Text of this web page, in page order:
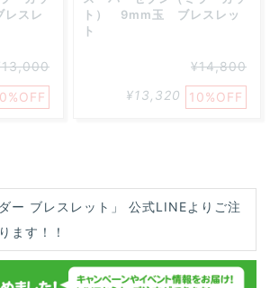
スレ
ト） 9mm玉 ブレスレッ
ト
¥14,800
10%OFF
¥13,320
ー ブレスレット」 公式LINEよりご注
ます！！